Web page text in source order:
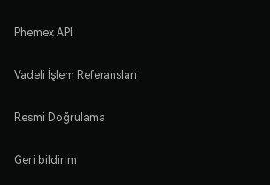
Phemex API
Vadeli İşlem Referansları
Resmi Doğrulama
Geri bildirim